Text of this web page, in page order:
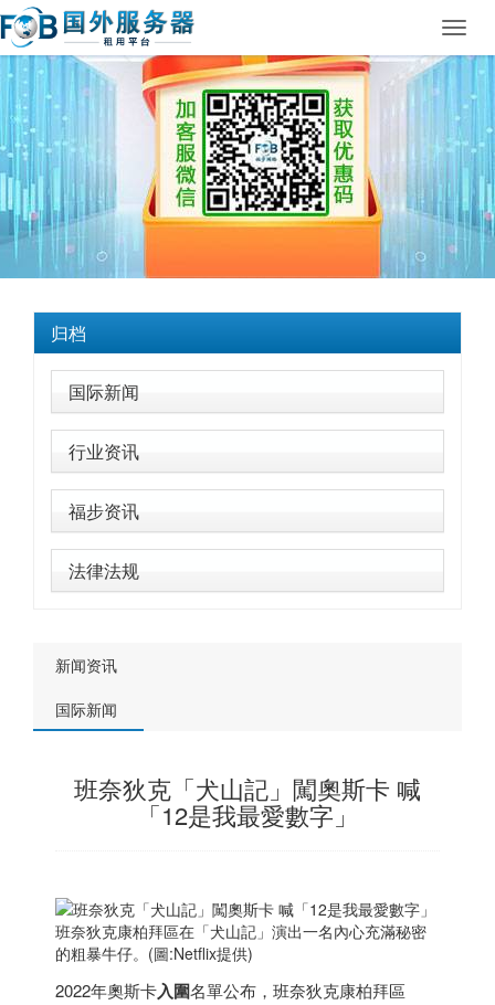
归档
国际新闻
行业资讯
福步资讯
法律法规
新闻资讯
国际新闻
班奈狄克「犬山記」闖奧斯卡 喊
「12是我最愛數字」
班奈狄克康柏拜區在「犬山記」演出一名內心充滿秘密
的粗暴牛仔。(圖:Netflix提供)
2022年奧斯卡入圍名單公布，班奈狄克康柏拜區